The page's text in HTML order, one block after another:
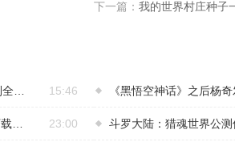
下一篇： 我的世界村庄种子
15:46
23:00